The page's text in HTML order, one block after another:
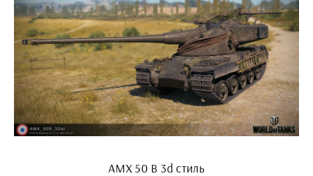
AMX 50 B 3d стиль